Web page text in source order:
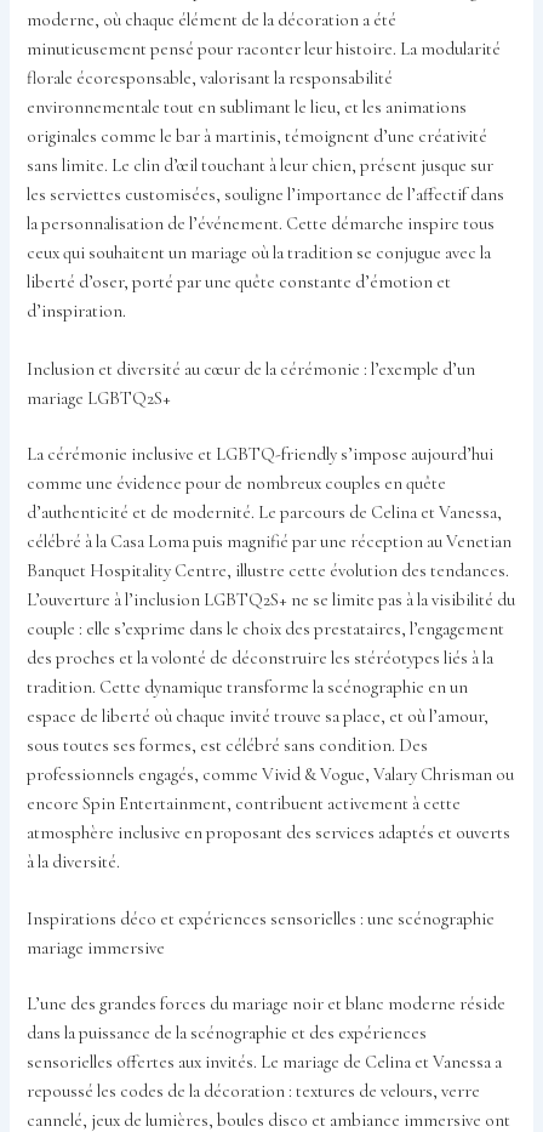
moderne, où chaque élément de la décoration a été
minutieusement pensé pour raconter leur histoire. La modularité
florale écoresponsable, valorisant la responsabilité
environnementale tout en sublimant le lieu, et les animations
originales comme le bar à martinis, témoignent d’une créativité
sans limite. Le clin d’œil touchant à leur chien, présent jusque sur
les serviettes customisées, souligne l’importance de l’affectif dans
la personnalisation de l’événement. Cette démarche inspire tous
ceux qui souhaitent un mariage où la tradition se conjugue avec la
liberté d’oser, porté par une quête constante d’émotion et
d’inspiration.
Inclusion et diversité au cœur de la cérémonie : l’exemple d’un
mariage LGBTQ2S+
La cérémonie inclusive et LGBTQ-friendly s’impose aujourd’hui
comme une évidence pour de nombreux couples en quête
d’authenticité et de modernité. Le parcours de Celina et Vanessa,
célébré à la Casa Loma puis magnifié par une réception au Venetian
Banquet Hospitality Centre, illustre cette évolution des tendances.
L’ouverture à l’inclusion LGBTQ2S+ ne se limite pas à la visibilité du
couple : elle s’exprime dans le choix des prestataires, l’engagement
des proches et la volonté de déconstruire les stéréotypes liés à la
tradition. Cette dynamique transforme la scénographie en un
espace de liberté où chaque invité trouve sa place, et où l’amour,
sous toutes ses formes, est célébré sans condition. Des
professionnels engagés, comme Vivid & Vogue, Valary Chrisman ou
encore Spin Entertainment, contribuent activement à cette
atmosphère inclusive en proposant des services adaptés et ouverts
à la diversité.
Inspirations déco et expériences sensorielles : une scénographie
mariage immersive
L’une des grandes forces du mariage noir et blanc moderne réside
dans la puissance de la scénographie et des expériences
sensorielles offertes aux invités. Le mariage de Celina et Vanessa a
repoussé les codes de la décoration : textures de velours, verre
cannelé, jeux de lumières, boules disco et ambiance immersive ont